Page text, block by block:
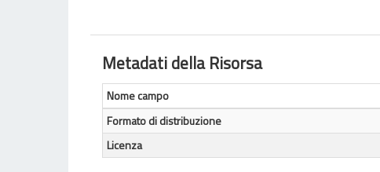
Metadati della Risorsa
Nome campo
Formato di distribuzione
Licenza